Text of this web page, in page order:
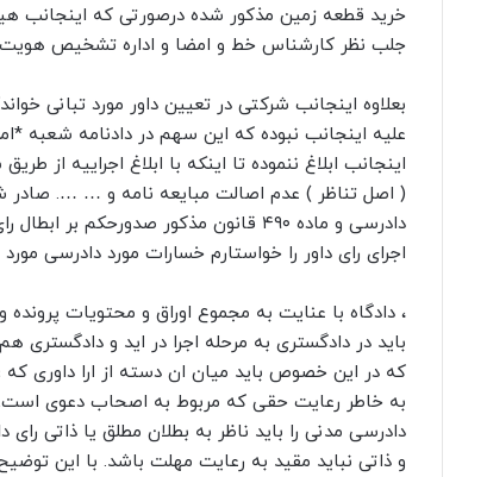
خرید قطعه زمین مذکور شده درصورتی که اینجانب
جلب نظر کارشناس خط و امضا و اداره تشخیص
بعلاوه اینجانب شرکتی در تعیین داور مورد تبانی
علیه اینجانب نبوده که این سهم در دادنامه شعبه
اینجانب ابلاغ ننموده تا اینکه با ابلاغ اجراییه از
دادرسی و ماده ۴۹۰ قانون مذکور
اجرای رای داور را خواستارم خسارات مورد دادرسی
، دادگاه با عنایت به مجموع اوراق و محتویات
باید در دادگستری به مرحله اجرا در اید و دادگستری هم
که در این خصوص باید میان ان دسته از ارا داوری که
دادرسی مدنی را باید ناظر به بطلان مطلق یا ذاتی
و ذاتی نباید مقید به رعایت مهلت باشد. با این